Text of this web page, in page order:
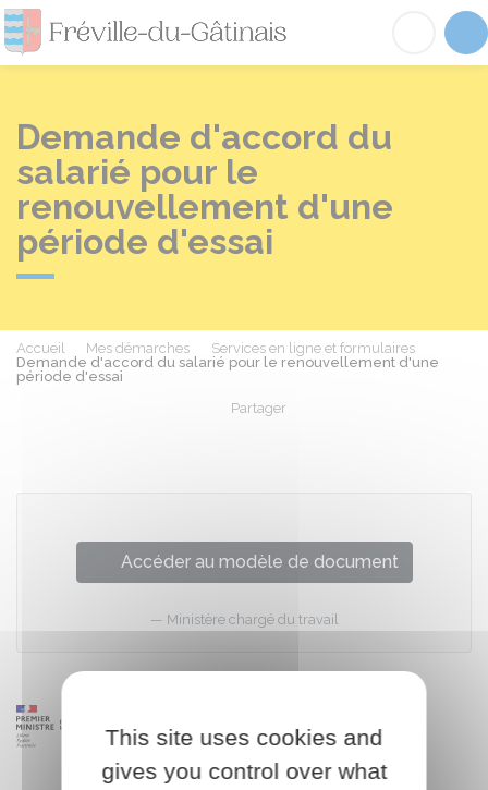
Fréville-du-
Demande d'accord du
salarié pour le
renouvellement d'une
période d'essai
Accueil Mes démarches
Services en ligne et formulaires
Demande d'accord du salarié pour le renouvellement d'une
période d'essai
Partager
Accéder au modèle de document
Ministère chargé du travail
This site uses cookies and
gives you control over what